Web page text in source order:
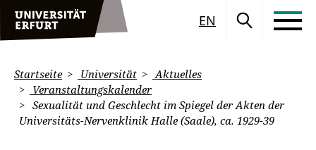
EN
Startseite Universität
Aktuelles
Veranstaltungskalender
Sexualität und Geschlecht im Spiegel der Akten der
Universitäts-Nervenklinik Halle (Saale), ca. 1929-39